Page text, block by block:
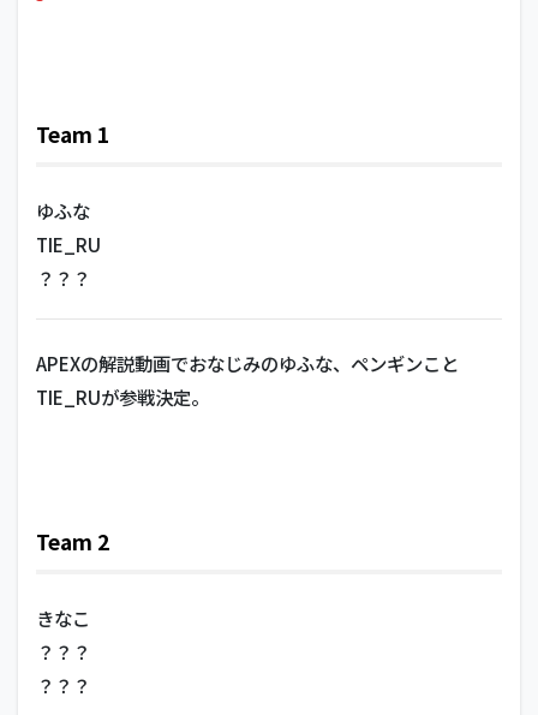
Team 1
ゆふな
TIE_RU
？？？
APEXの解説動画でおなじみのゆふな、ペンギンこと
TIE_RUが参戦決定。
Team 2
きなこ
？？？
？？？